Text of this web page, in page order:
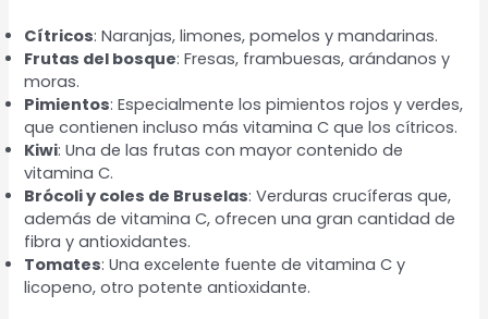
Cítricos: Naranjas, limones, pomelos y mandarinas.
Frutas del bosque: Fresas, frambuesas, arándanos y
moras.
Pimientos: Especialmente los pimientos rojos y verdes,
que contienen incluso más vitamina C que los cítricos.
Kiwi: Una de las frutas con mayor contenido de
vitamina C.
Brócoli y coles de Bruselas: Verduras crucíferas que,
además de vitamina C, ofrecen una gran cantidad de
fibra y antioxidantes.
Tomates: Una excelente fuente de vitamina C y
licopeno, otro potente antioxidante.